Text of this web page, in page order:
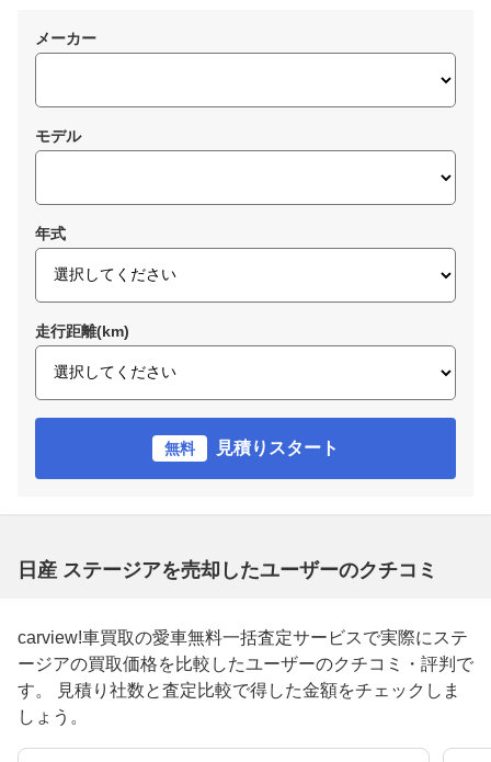
メーカー
モデル
年式
走行距離(km)
無料 見積りスタート
日産 ステージアを売却したユーザーのクチコミ
carview!車買取の愛車無料一括査定サービスで実際にステ
ージアの買取価格を比較したユーザーのクチコミ・評判で
す。 見積り社数と査定比較で得した金額をチェックしま
しょう。